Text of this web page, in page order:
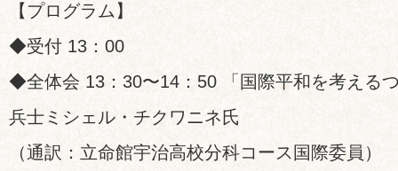
【プログラム】
◆受付 13：00
◆全体会 13：30〜14：50 「国際平和を考える
兵士ミシェル・チクワニネ氏
（通訳：立命館宇治高校分科コース国際委員）